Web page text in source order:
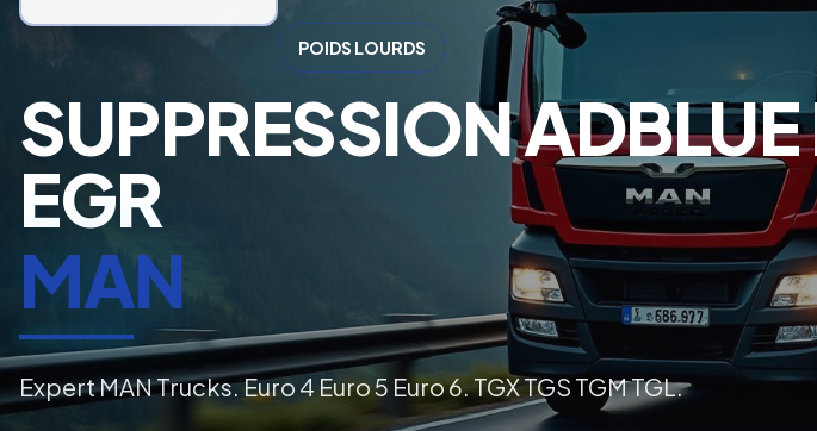
POIDS LOURDS
SUPPRESSION ADBLUE
EGR
MAN
Expert MAN Trucks. Euro 4 Euro 5 Euro 6. TGX TGS TGM TGL.